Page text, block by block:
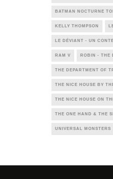
BATMAN NOCTURNE
KELLY THOMPSON
LE DÉVIANT - UN
RAM V ROBIN - THE
THE DEPARTMENT OF
THE NICE HOUSE BY
THE NICE HOUSE ON
THE ONE HAND & THE
UNIVERSAL MONSTERS